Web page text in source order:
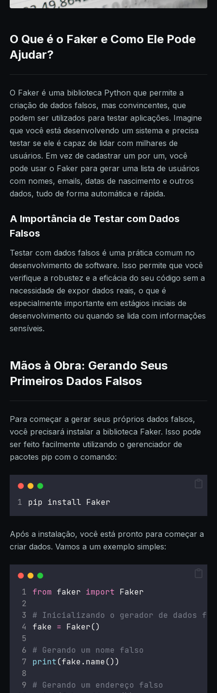
O Que é o Faker e Como Ele Pode
Ajudar?
O Faker é uma biblioteca Python que permite a
criação de dados falsos, mas convincentes, que
podem ser utilizados para testar aplicações. Imagine
que você está desenvolvendo um sistema e precisa
testar se ele é capaz de lidar com milhares de
usuários. Em vez de cadastrar um por um, você
pode usar o Faker para gerar uma lista de usuários
com nomes, emails, datas de nascimento e outros
dados, tudo de forma automática e rápida.
A Importância de Testar com Dados
Falsos
Testar com dados falsos é uma prática comum no
desenvolvimento de software. Isso permite que você
verifique a robustez e a eficácia do seu código sem a
necessidade de expor dados reais, o que é
especialmente importante em estágios iniciais de
desenvolvimento ou quando se lida com informações
sensíveis.
Mãos à Obra: Gerando Seus
Primeiros Dados Falsos
Para começar a gerar seus próprios dados falsos,
você precisará instalar a biblioteca Faker. Isso pode
ser feito facilmente utilizando o gerenciador de
pacotes pip com o comando:
pip install Faker
Após a instalação, você está pronto para começar a
criar dados. Vamos a um exemplo simples:
from faker import Faker
# Inicializando o gerador de dados
fake = Faker()
# Gerando um nome falso
print(fake.name())
# Gerando um endereço falso